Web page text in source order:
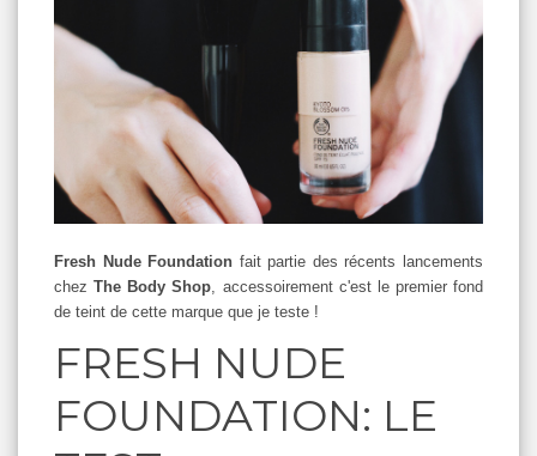
Fresh Nude Foundation fait partie des récents lancements
chezThe Body Shop , accessoirement c'est le premier fond
de teint de cette marque que je teste !
FRESH NUDE
FOUNDATION: LE